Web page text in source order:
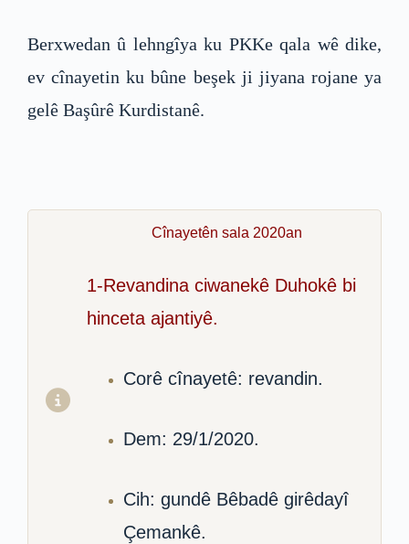
Berxwedan û lehngîya ku PKKe qala wê dike,
ev cînayetin ku bûne beşek ji jiyana rojane ya
gelê Başûrê Kurdistanê.
Cînayetên sala 2020an
1-Revandina ciwanekê Duhokê bi
hinceta ajantiyê.
Corê cînayetê: revandin.
Dem: 29/1/2020.
Cih: gundê Bêbadê girêdayî
Çemankê.